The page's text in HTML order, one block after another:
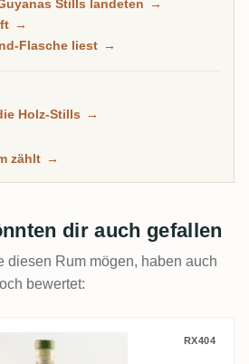
meist, dass der Rum aus
Stills landeten →
→
Flasche liest →
Holz-Stills →
zählt →
dir auch gefallen
diesen Rum mögen, haben auch
bewertet:
Superior Rum RX404